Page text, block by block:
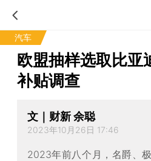
汽车
欧盟抽样选取比亚
补贴调查
文｜财新 余聪
2023年10月26日 17:46
2023年前八个月，名爵、